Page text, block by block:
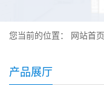
您当前的位置： 网站首页
产品展厅